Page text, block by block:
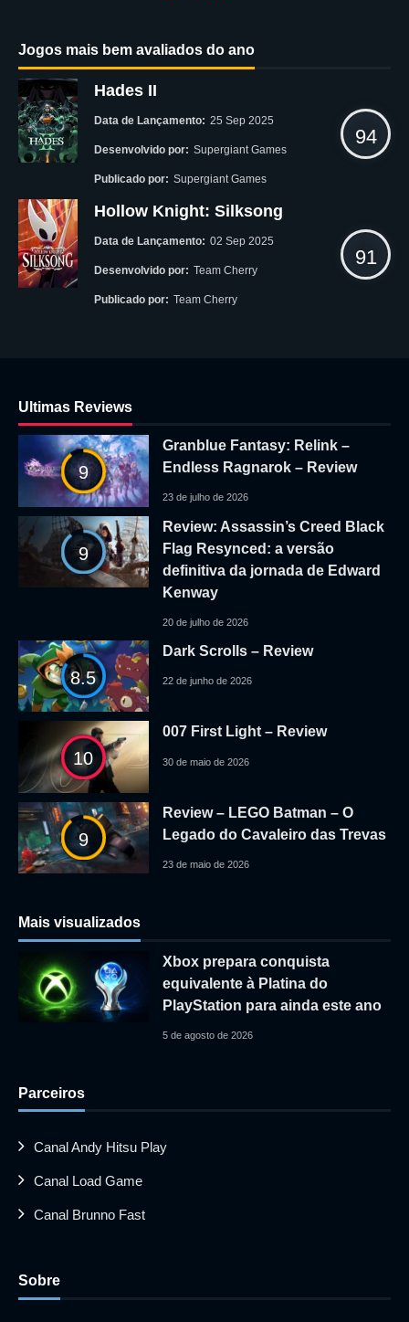
Jogos mais bem avaliados do ano
Hades II
Data de Lançamento: 25 Sep 2025
Desenvolvido por: Supergiant Games
Publicado por: Supergiant Games
94
Hollow Knight: Silksong
Data de Lançamento: 02 Sep 2025
Desenvolvido por: Team Cherry
Publicado por: Team Cherry
91
Ultimas Reviews
9
Granblue Fantasy: Relink –
Endless Ragnarok – Review
23 de julho de 2026
9
Review: Assassin’s Creed Black
Flag Resynced: a versão
definitiva da jornada de Edward
Kenway
20 de julho de 2026
8.5
Dark Scrolls – Review
22 de junho de 2026
10
007 First Light – Review
30 de maio de 2026
9
Review – LEGO Batman – O
Legado do Cavaleiro das Trevas
23 de maio de 2026
Mais visualizados
Xbox prepara conquista
equivalente à Platina do
PlayStation para ainda este ano
5 de agosto de 2026
Parceiros
Canal Andy Hitsu Play
Canal Load Game
Canal Brunno Fast
Sobre